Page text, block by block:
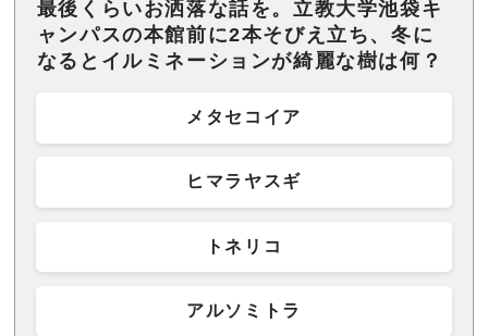
最後くらいお洒落な話を。立教大学池袋キ
ャンパスの本館前に2本そびえ立ち、冬に
なるとイルミネーションが綺麗な樹は何？
メタセコイア
ヒマラヤスギ
トネリコ
アルソミトラ